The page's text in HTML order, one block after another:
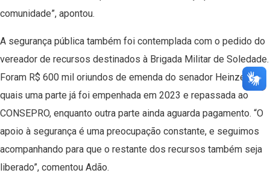
comunidade”, apontou.
A segurança pública também foi contemplada com o pedido do
vereador de recursos destinados à Brigada Militar de Soledade.
Foram R$ 600 mil oriundos de emenda do senador Heinze, dos
quais uma parte já foi empenhada em 2023 e repassada ao
CONSEPRO, enquanto outra parte ainda aguarda pagamento. “O
apoio à segurança é uma preocupação constante, e seguimos
acompanhando para que o restante dos recursos também seja
liberado”, comentou Adão.